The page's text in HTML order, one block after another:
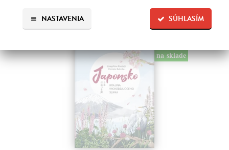
SÚHLASÍM
NASTAVENIA
na sklade